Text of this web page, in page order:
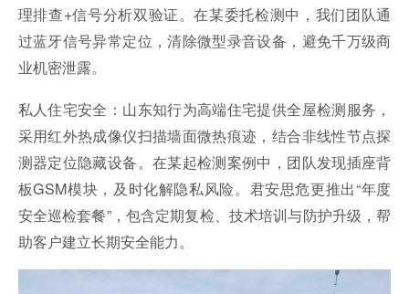
理排查+信号分析双验证。在某委托检测中，我们团队通
过蓝牙信号异常定位，清除微型录音设备，避免千万级商
业机密泄露。
私人住宅安全：山东知行为高端住宅提供全屋检测服务，
采用红外热成像仪扫描墙面微热痕迹，结合非线性节点探
测器定位隐藏设备。在某起检测案例中，团队发现插座背
板GSM模块，及时化解隐私风险。君安思危更推出“年度
安全巡检套餐”，包含定期复检、技术培训与防护升级，帮
助客户建立长期安全能力。